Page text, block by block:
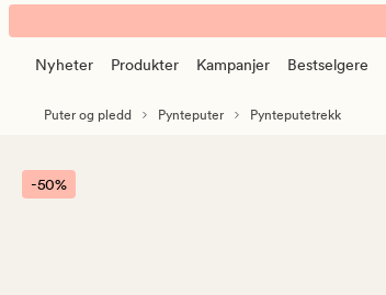
Vicky
pynteputetrekk
beige
banner.
Klikk
pause.
Nyheter Produkter Kampanjer Bestselgere
Puter og pledd Pynteputer Pynteputetrekk
-50%